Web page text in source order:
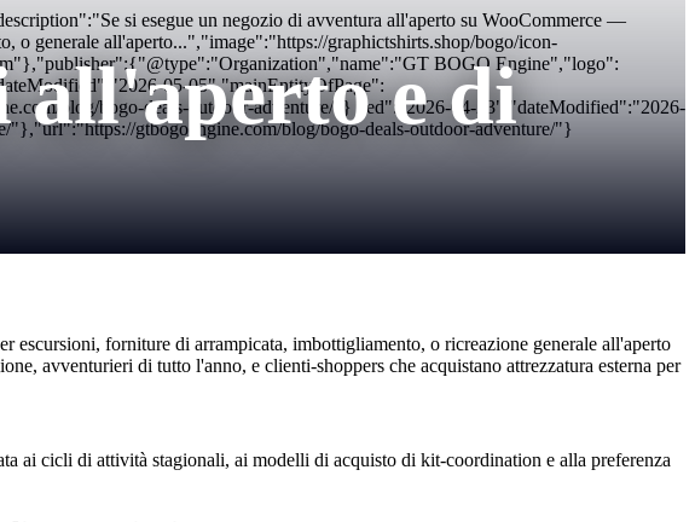
si esegue un negozio di avventura all'aperto su WooCommerce —
o generale all'aperto...","image":"https://graphictshirts.shop/bogo/icon-
BOGO Engine","logo":
05-05","mainEntityOfPage":
blog/bogo-deals-outdoor-adventure/"} hed":"2026-04-23","dateModified":"2026-
gtbogoengine.com/blog/bogo-deals-outdoor-adventure/"}
all'aperto e di
escursioni, forniture di arrampicata, imbottigliamento, o ricreazione generale all'aperto
avventurieri di tutto l'anno, e clienti-shoppers che acquistano attrezzatura esterna per
ai cicli di attività stagionali, ai modelli di acquisto di kit-coordination e alla preferenza